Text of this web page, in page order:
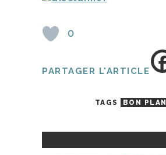
0
PARTAGER L'ARTICLE
TAGS BON PLAN